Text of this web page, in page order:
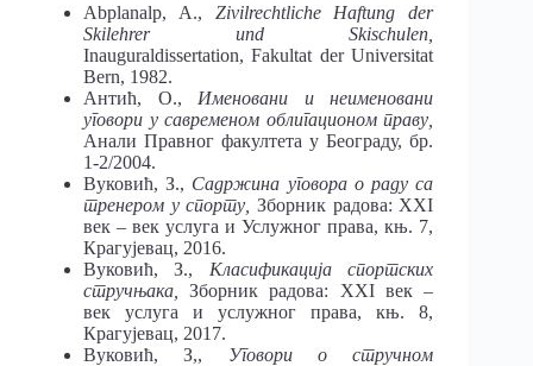
Abplanalp, A., Zivilrechtliche Haftung der
Skilehrer und Skischulen,
Inauguraldissertation, Fakultat der Universitat
Bern, 1982.
Антић, О., Именовани и неименовани
уговори у савременом облигационом праву,
Анали Правног факултета у Београду, бр.
1-2/2004.
Вуковић, З., Садржина уговора о раду са
тренером у спорту, Зборник радова: XXI
век – век услуга и Услужног права, књ. 7,
Крагујевац, 2016.
Вуковић, З., Класификација спортских
стручњака,
Зборник радова: XXI век –
век услуга и услужног права, књ. 8,
Крагујевац, 2017.
Вуковић, З,, Уговори о стручном